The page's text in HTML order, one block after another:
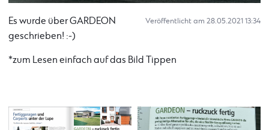
Veröffentlicht am 28.05.2021 13:34
Es wurde über GARDEON
geschrieben! :-)
*zum Lesen einfach auf das Bild Tippen